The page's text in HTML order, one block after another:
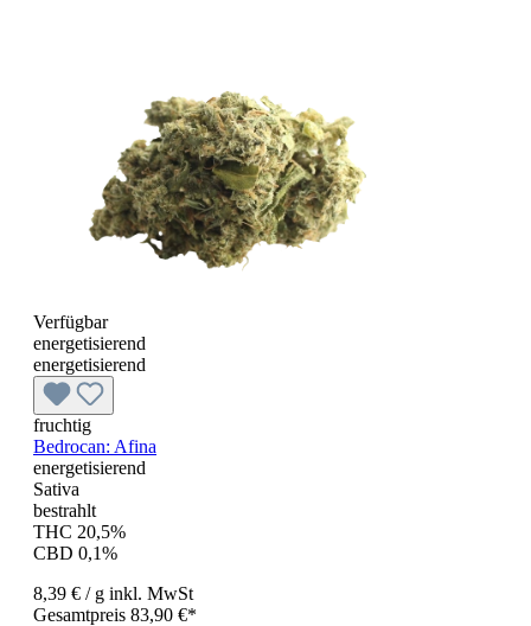
Verfügbar
energetisierend
energetisierend
fruchtig
Bedrocan: Afina
energetisierend
Sativa
bestrahlt
THC 20,5%
CBD 0,1%
8,39 € / g inkl. MwSt
Gesamtpreis 83,90 €*